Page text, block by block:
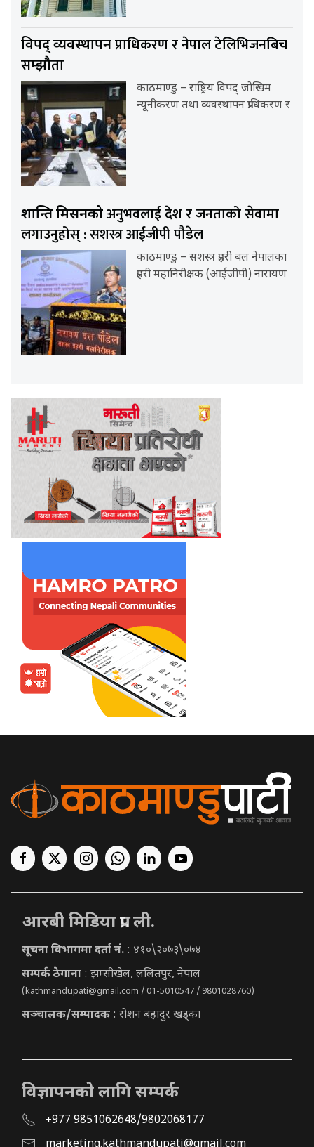
विपद् व्यवस्थापनप्राधिकरण र नेपाल टेलिभिजनबिच
सम्झौता
काठमाण्डु – राष्ट्रिय विपद् जोखिम
न्यूनीकरण तथा व्यवस्थापन प्राधिकरण र
शान्ति मिसनकोअनुभवलाई देश र जनताको सेवामा
लगाउनुहोस् : सशस्त्र आईजीपी पौडेल
काठमाण्डु – सशस्त्र प्रहरी बल नेपालका
प्रहरी महानिरीक्षक (आईजीपी) नारायण
आरबी मिडिया प्रा. ली.
सूचना विभागमा दर्ता नं. : ४१०\२०७३\०७४
सम्पर्क ठेगाना : झम्सीखेल, ललितपुर, नेपाल
(kathmandupati@gmail.com / 01-5010547 / 9801028760)
सञ्चालक/सम्पादक : रोशन बहादुर खड्का
विज्ञापनको लागि सम्पर्क
+977 9851062648/9802068177